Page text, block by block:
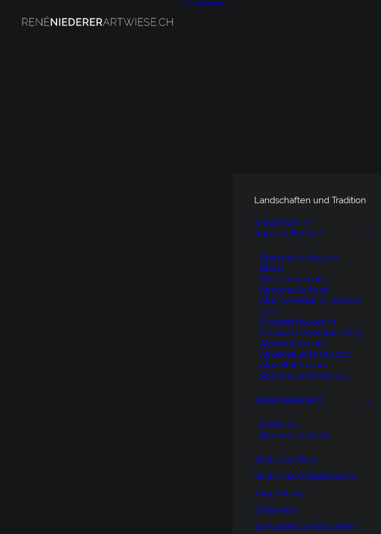
Fotogalerien
Landschaften und Tradition
Brauchtum im
Appenzellerland
Appenzellerbrauch
Bloch
Viehschauen im
Appenzellerland
Alter Silvester in Urnäsch
2022
Silvesterklausen in
Urnäsch Dezember 2019
Alpabfahrten im
Appenzellerland 2020
Alpauffahrten im
Appenzellerland 2020
Appenzellerland
Dörfer im
Appenzellerland
Säntis der Berg
Säntis das Gipfelerlebnis
Toggenburg
Bodensee
Schweizer Landschaften